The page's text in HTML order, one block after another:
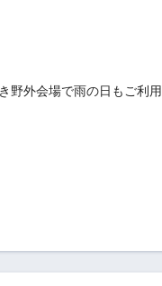
野外会場で雨の日もご利用